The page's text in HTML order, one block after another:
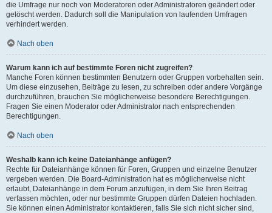
die Umfrage nur noch von Moderatoren oder Administratoren geändert oder
gelöscht werden. Dadurch soll die Manipulation von laufenden Umfragen
verhindert werden.
Nach oben
Warum kann ich auf bestimmte Foren nicht zugreifen?
Manche Foren können bestimmten Benutzern oder Gruppen vorbehalten sein.
Um diese einzusehen, Beiträge zu lesen, zu schreiben oder andere Vorgänge
durchzuführen, brauchen Sie möglicherweise besondere Berechtigungen.
Fragen Sie einen Moderator oder Administrator nach entsprechenden
Berechtigungen.
Nach oben
Weshalb kann ich keine Dateianhänge anfügen?
Rechte für Dateianhänge können für Foren, Gruppen und einzelne Benutzer
vergeben werden. Die Board-Administration hat es möglicherweise nicht
erlaubt, Dateianhänge in dem Forum anzufügen, in dem Sie Ihren Beitrag
verfassen möchten, oder nur bestimmte Gruppen dürfen Dateien hochladen.
Sie können einen Administrator kontaktieren, falls Sie sich nicht sicher sind,